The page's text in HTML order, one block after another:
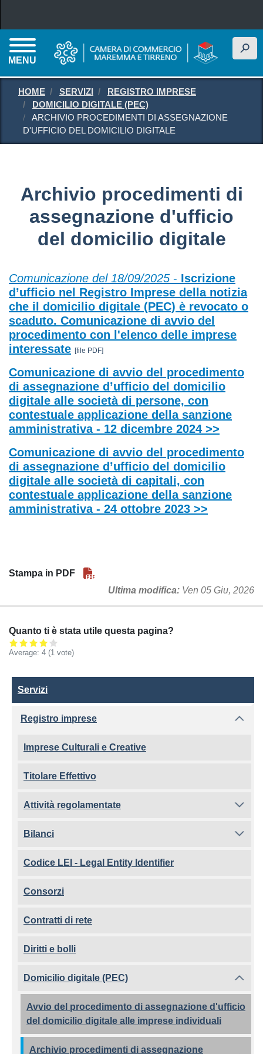
MENU
h
HOME SERVIZI
REGISTRO IMPRESE
DOMICILIO DIGITALE (PEC)
ARCHIVIO PROCEDIMENTI DI ASSEGNAZIONE
D'UFFICIO DEL DOMICILIO DIGITALE
Archivio procedimenti di
assegnazione d'ufficio
del domicilio digitale
Comunicazione del 18/09/2025 - Iscrizione
d’ufficio nel Registro Imprese della notizia
che il domicilio digitale (PEC) è revocato o
scaduto. Comunicazione di avvio del
procedimento con l'elenco delle imprese
interessate [file PDF]
Comunicazione di avvio del procedimento
di assegnazione d’ufficio del domicilio
digitale alle società di persone, con
contestuale applicazione della sanzione
amministrativa - 12 dicembre 2024 >>
Comunicazione di avvio del procedimento
di assegnazione d’ufficio del domicilio
digitale alle società di capitali, con
contestuale applicazione della sanzione
amministrativa - 24 ottobre 2023 >>
Stampa in PDF
Ultima modifica
Ven 05 Giu, 2026
Quanto ti è stata utile questa pagina?
Average: 4 (1 vote)
Servizi
Servizi
Registro imprese
Imprese Culturali e Creative
Titolare Effettivo
Attività regolamentate
Bilanci
Codice LEI - Legal Entity Identifier
Consorzi
Contratti di rete
Diritti e bolli
Domicilio digitale (PEC)
Avvio del procedimento di assegnazione d'ufficio
del domicilio digitale alle imprese individuali
Archivio procedimenti di assegnazione